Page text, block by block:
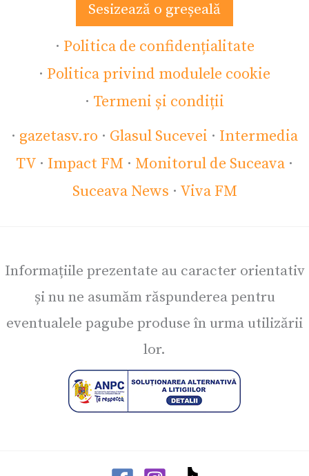
Sesizează o greșeală
· Politica de confidențialitate
· Politica privind modulele cookie
· Termeni și condiții
· gazetasv.ro · Glasul Sucevei · Intermedia
TV · Impact FM · Monitorul de Suceava ·
Suceava News · Viva FM
Informațiile prezentate au caracter orientativ
și nu ne asumăm răspunderea pentru
eventualele pagube produse în urma utilizării
lor.